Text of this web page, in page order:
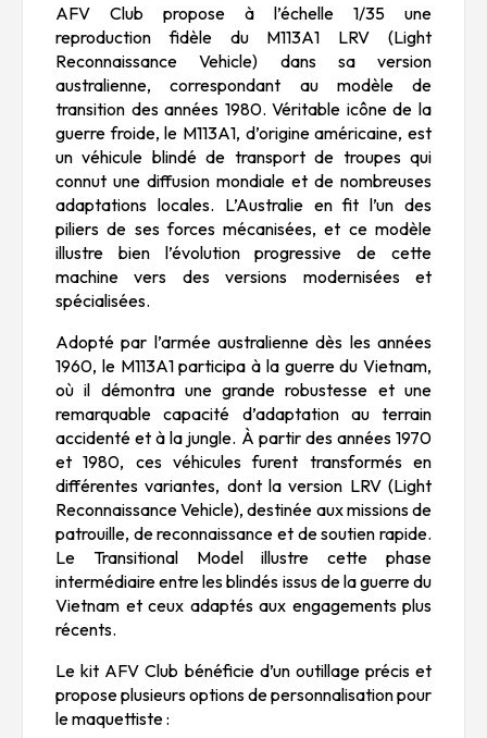
AFV Club propose à l’échelle 1/35 une
reproduction fidèle du M113A1 LRV (Light
Reconnaissance Vehicle) dans sa version
australienne, correspondant au modèle de
transition des années 1980. Véritable icône de la
guerre froide, le M113A1, d’origine américaine, est
un véhicule blindé de transport de troupes qui
connut une diffusion mondiale et de nombreuses
adaptations locales. L’Australie en fit l’un des
piliers de ses forces mécanisées, et ce modèle
illustre bien l’évolution progressive de cette
machine vers des versions modernisées et
spécialisées.
Adopté par l’armée australienne dès les années
1960, le M113A1 participa à la guerre du Vietnam,
où il démontra une grande robustesse et une
remarquable capacité d’adaptation au terrain
accidenté et à la jungle. À partir des années 1970
et 1980, ces véhicules furent transformés en
différentes variantes, dont la version LRV (Light
Reconnaissance Vehicle), destinée aux missions de
patrouille, de reconnaissance et de soutien rapide.
Le Transitional Model illustre cette phase
intermédiaire entre les blindés issus de la guerre du
Vietnam et ceux adaptés aux engagements plus
récents.
Le kit AFV Club bénéficie d’un outillage précis et
propose plusieurs options de personnalisation pour
le maquettiste :